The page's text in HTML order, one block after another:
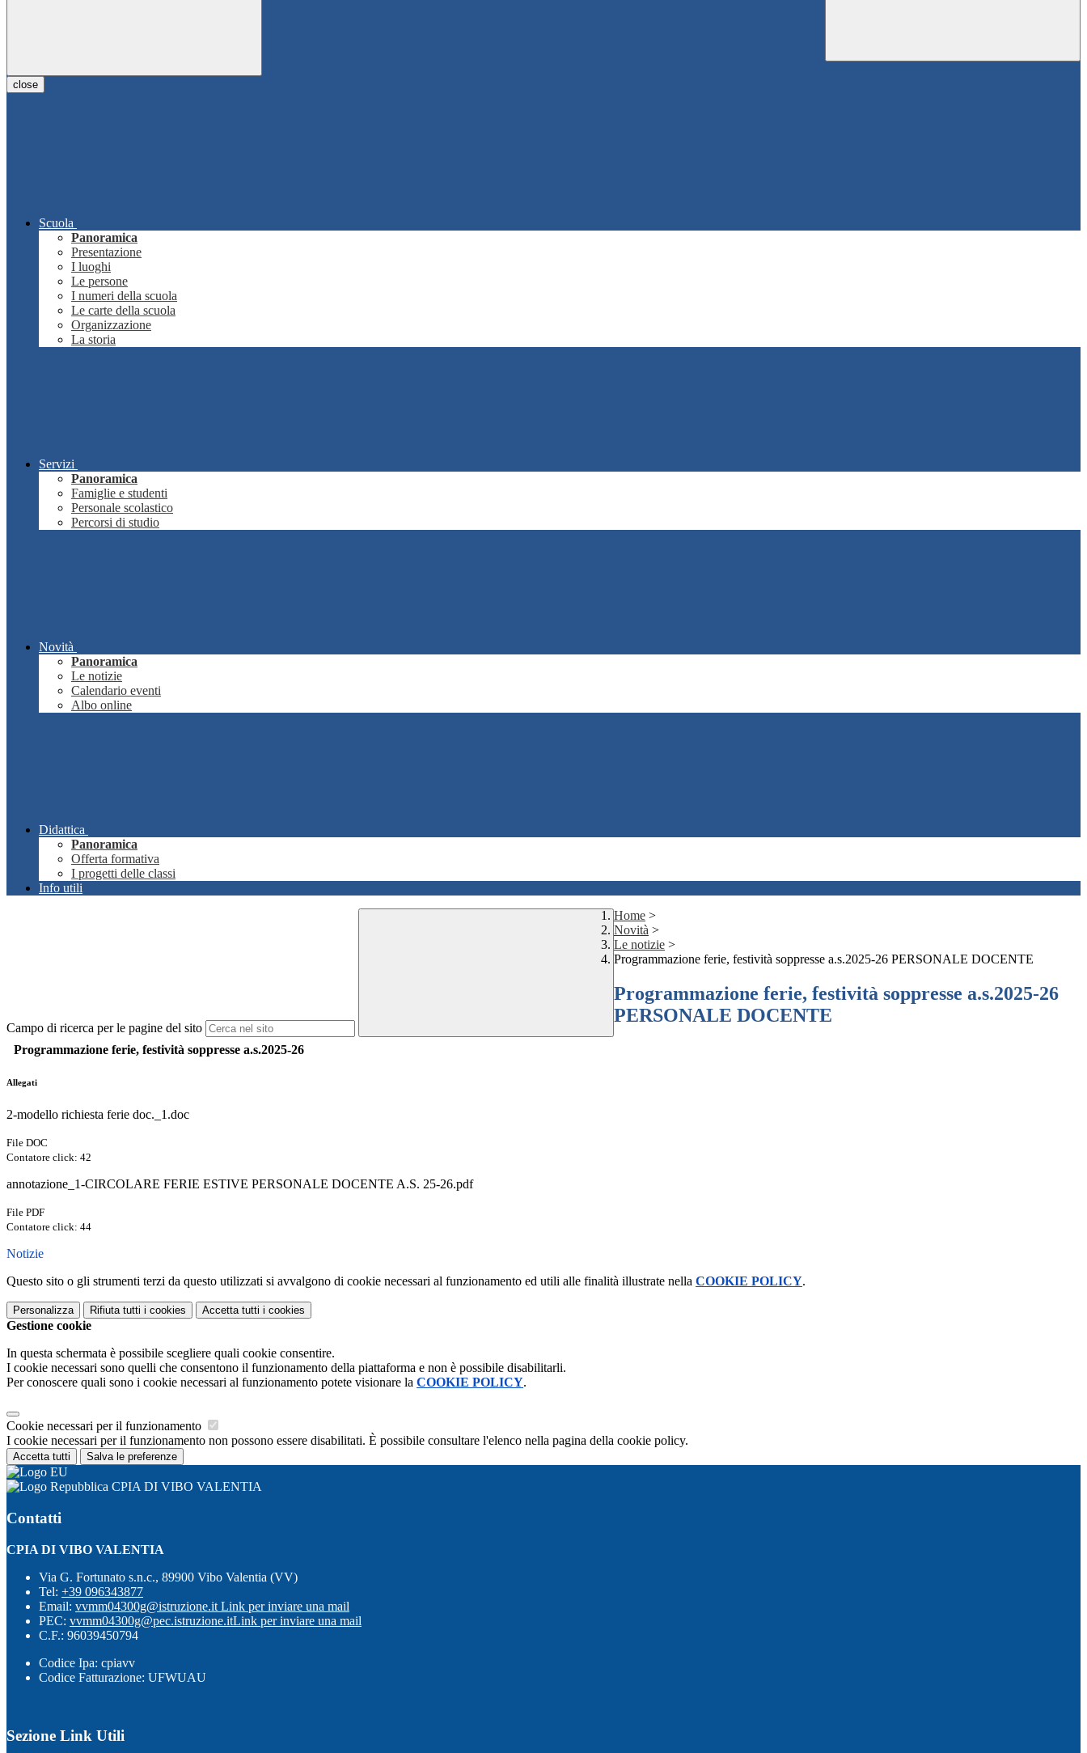
close
Scuola
Panoramica
Presentazione
I luoghi
Le persone
I numeri della scuola
Le carte della scuola
Organizzazione
La storia
Servizi
Panoramica
Famiglie e studenti
Personale scolastico
Percorsi di studio
Novità
Panoramica
Le notizie
Calendario eventi
Albo online
Didattica
Panoramica
Offerta formativa
I progetti delle classi
Info utili
Campo di ricerca per le pagine del sito
Home >
Novità >
Le notizie >
Programmazione ferie, festività soppresse a.s.2025-26 PERSONALE DOCENTE
Programmazione ferie, festività soppresse a.s.2025-26
PERSONALE DOCENTE
Programmazione ferie, festività soppresse a.s.2025-26
Allegati
2-modello richiesta ferie doc._1.doc
File DOC
Contatore click: 42
annotazione_1-CIRCOLARE FERIE ESTIVE PERSONALE DOCENTE A.S. 25-26.pdf
File PDF
Contatore click: 44
Notizie
Questo sito o gli strumenti terzi da questo utilizzati si avvalgono di cookie necessari al funzionamento ed utili alle finalità illustrate nella COOKIE POLICY.
Personalizza Rifiuta tutti i cookies Accetta tutti i cookies
Gestione cookie
In questa schermata è possibile scegliere quali cookie consentire.
I cookie necessari sono quelli che consentono il funzionamento della piattaforma e non è possibile disabilitarli.
Per conoscere quali sono i cookie necessari al funzionamento potete visionare la COOKIE POLICY.
Cookie necessari per il funzionamento
I cookie necessari per il funzionamento non possono essere disabilitati. È possibile consultare l'elenco nella pagina della cookie policy.
Accetta tutti Salva le preferenze
CPIA DI VIBO VALENTIA
Contatti
CPIA DI VIBO VALENTIA
Via G. Fortunato s.n.c., 89900 Vibo Valentia (VV)
Tel: +39 096343877
Email: vvmm04300g@istruzione.it Link per inviare una mail
PEC: vvmm04300g@pec.istruzione.itLink per inviare una mail
C.F.: 96039450794
Codice Ipa: cpiavv
Codice Fatturazione: UFWUAU
Sezione Link Utili